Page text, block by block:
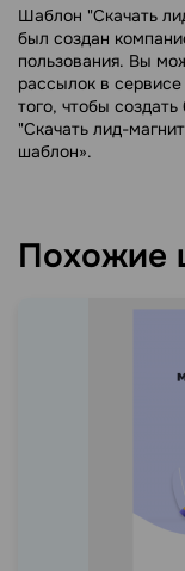
Шаблон "Скачать
был создан
пользования. Вы
рассылок в
того, чтобы
"Скачать лид-
шаблон».
Похожие